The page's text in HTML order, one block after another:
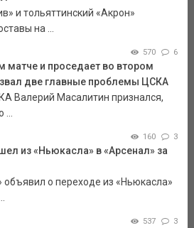
и тольяттинский «Акрон»
на ...
570 6
матче и проседает во втором
две главные проблемы ЦСКА
Валерий Масалитин признался,
160 3
из «Ньюкасла» в «Арсенал» за
объявил о переходе из «Ньюкасла»
537 3